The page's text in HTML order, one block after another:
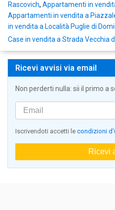
Rascovich, Appartamenti in
Appartamenti in vendita a
in vendita a Località Puglie di
Case in vendita a Strada Vecchia
Ricevi avvisi via email
Non perderti nulla: sii il primo a
Iscrivendoti accetti le condizioni
Ricevi